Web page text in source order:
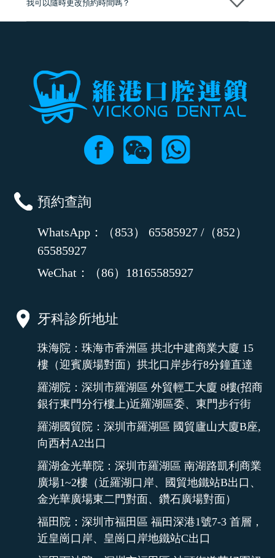
我可以隨時更改預約時間嗎？
可以，請盡早通過wechat或whatsapp聯絡我們，告知我們你原本預約的
預約查詢
WhatsApp：（853） 65585927 /（852）
65585927
WeChat：（86）18165585927
牙科診所地址
珠海院：珠海市香洲區 拱北中建商業大廈 15
樓（迎賓廣場對面）拱北口岸步行8分鐘直達
羅湖院：深圳市羅湖區 外貿輕工大廈 8樓(招商
銀行東門分行樓上)近羅湖區委、東門步行街
羅湖國貿院：深圳市羅湖區 國貿廬山大廈B座,
向西村A2出口
羅湖金光華院：深圳市羅湖區 南湖路凱利商業
廣場1~2樓（近羅湖口岸、國貿地鐵站B出口、
金光華廣場東二門對面、鑽石廣場對面）
福田院：深圳市福田區 福田深港1號7-3 首層，
近皇崗口岸、皇崗口岸地鐵站C出口